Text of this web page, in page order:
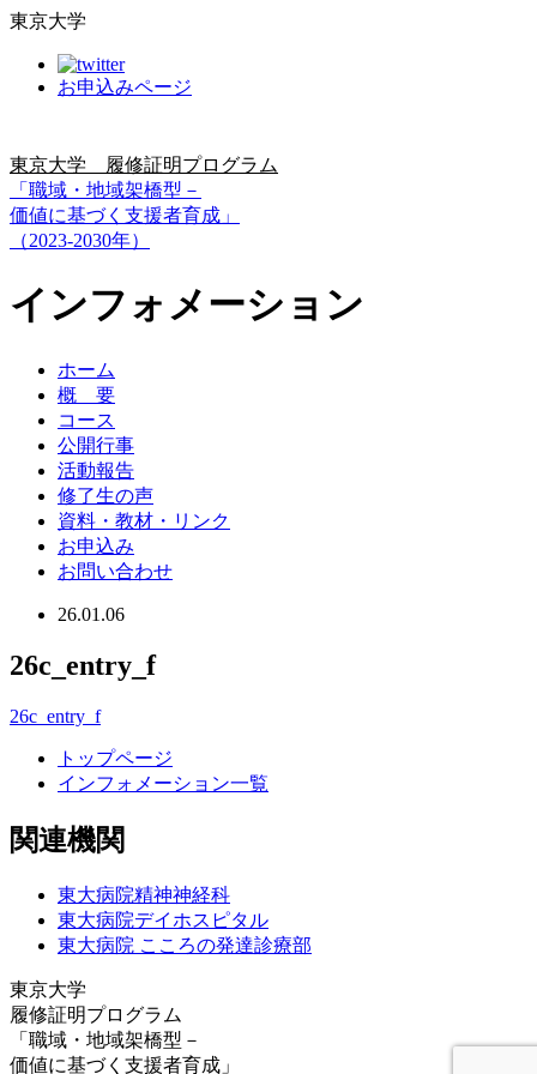
東京大学
お申込みページ
東京大学 履修証明プログラム
「職域・地域架橋型－
価値に基づく支援者育成」
（2023-2030年）
インフォメーション
ホーム
概 要
コース
公開行事
活動報告
修了生の声
資料・教材・リンク
お申込み
お問い合わせ
26.01.06
26c_entry_f
26c_entry_f
トップページ
インフォメーション一覧
関連機関
東大病院精神神経科
東大病院デイホスピタル
東大病院 こころの発達診療部
東京大学
履修証明プログラム
「職域・地域架橋型－
価値に基づく支援者育成」